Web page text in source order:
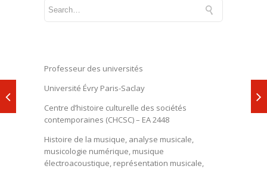
Professeur des universités
Université Évry Paris-Saclay
Centre d’histoire culturelle des sociétés
contemporaines (CHCSC) – EA 2448
Histoire de la musique, analyse musicale,
musicologie numérique, musique
électroacoustique, représentation musicale,